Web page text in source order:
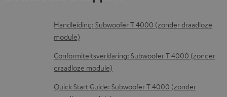
D
o
w
n
l
Handleiding: Subwoofer T 4000 (zonder draadloze
module)
Conformiteitsverklaring: Subwoofer T 4000 (zonder
draadloze module)
Quick Start Guide: Subwoofer T 4000 (zonder